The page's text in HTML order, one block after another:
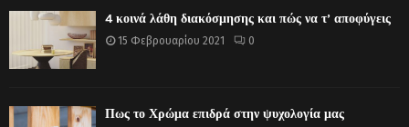
4 κοινά λάθη διακόσμησης και πώς να τ’ αποφύγεις
15 Φεβρουαρίου 2021 0
Πως το Χρώμα επιδρά στην ψυχολογία μας